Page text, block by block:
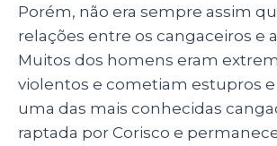
Porém, não era sempre assim
relações entre os cangaceiros e
Muitos dos homens eram
violentos e cometiam estupros e
uma das mais conhecidas
raptada por Corisco e